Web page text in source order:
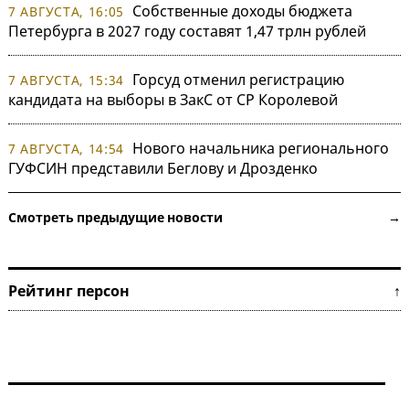
7 АВГУСТА, 16:05
Собственные доходы бюджета
Петербурга в 2027 году составят 1,47 трлн рублей
7 АВГУСТА, 15:34 Горсуд отменил регистрацию
кандидата на выборы в ЗакС от СР Королевой
7 АВГУСТА, 14:54 Нового начальника регионального
ГУФСИН представили Беглову и Дрозденко
Смотреть предыдущие новости →
Рейтинг персон ↑